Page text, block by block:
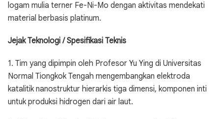
logam mulia terner Fe-Ni-Mo dengan aktivitas mendekati
material berbasis platinum.
Jejak Teknologi / Spesifikasi Teknis
1. Tim yang dipimpin oleh Profesor Yu Ying di Universitas
Normal Tiongkok Tengah mengembangkan elektroda
katalitik nanostruktur hierarkis tiga dimensi, komponen inti
untuk produksi hidrogen dari air laut.